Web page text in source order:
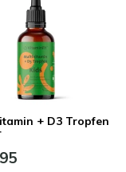
+ D3 Tropfen